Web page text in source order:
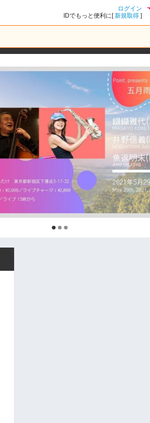
ログイン
IDでもっと便利に[新規取得 ]